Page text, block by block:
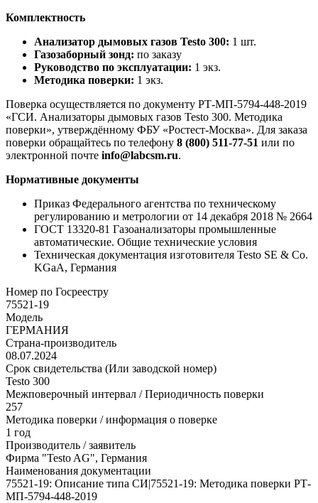
Комплектность
Анализатор дымовых газов Testo 300: 1 шт.
Газозаборный зонд: по заказу
Руководство по эксплуатации: 1 экз.
Методика поверки: 1 экз.
Поверка осуществляется по документу РТ-МП-5794-448-2019
«ГСИ. Анализаторы дымовых газов Testo 300. Методика
поверки», утверждённому ФБУ «Ростест-Москва». Для заказа
поверки обращайтесь по телефону 8 (800) 511-77-51 или по
электронной почте info@labcsm.ru.
Нормативные документы
Приказ Федерального агентства по техническому
регулированию и метрологии от 14 декабря 2018 № 2664
ГОСТ 13320-81 Газоанализаторы промышленные
автоматические. Общие технические условия
Техническая документация изготовителя Testo SE & Co.
KGaA, Германия
Номер по Госреестру
75521-19
Модель
ГЕРМАНИЯ
Страна-производитель
08.07.2024
Срок свидетельства (Или заводской номер)
Testo 300
Межповерочный интервал / Периодичность поверки
257
Методика поверки / информация о поверке
1 год
Производитель / заявитель
Фирма "Testo AG", Германия
Наименования документации
75521-19: Описание типа СИ|75521-19: Методика поверки РТ-
МП-5794-448-2019